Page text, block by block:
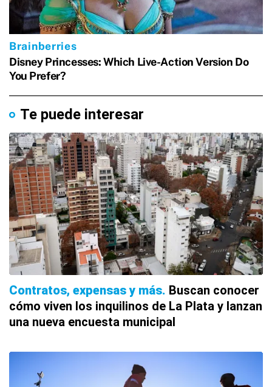
Te puede interesar
Contratos, expensas y más Buscan conocer
cómo viven los inquilinos de La Plata y lanzan
una nueva encuesta municipal